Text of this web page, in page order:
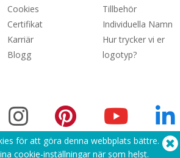
Cookies
Certifikat
Karriär
Blogg
Tillbehör
Individuella Namn
Hur trycker vi er
logotyp?
för att göra denna webbplats bättre.
cookie-inställningar när som helst.